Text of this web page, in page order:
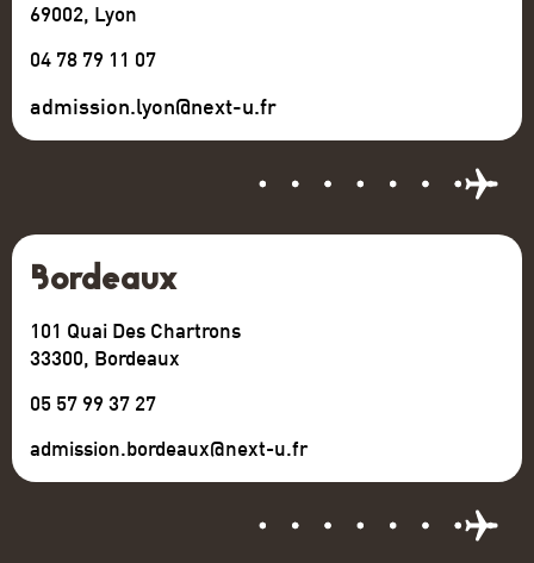
69002, Lyon
04 78 79 11 07
admission.lyon@next-u.fr
Bordeaux
101 Quai Des Chartrons
33300, Bordeaux
05 57 99 37 27
admission.bordeaux@next-u.fr